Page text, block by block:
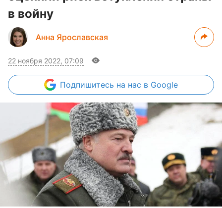
в войну
Анна Ярославская
22 ноября 2022, 07:09
Подпишитесь на нас в Google